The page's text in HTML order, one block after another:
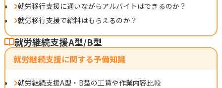
就労移行支援に通いながらアルバイトはできるのか？
就労移行支援で給料はもらえるのか？
就労継続支援A型/B型
就労継続支援に関する予備知識
就労継続支援A型・B型の工賃や作業内容比較